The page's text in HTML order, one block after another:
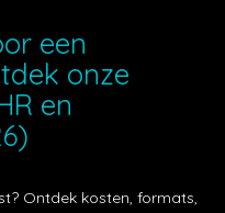
een
onze
en
Ontdek kosten, formats,